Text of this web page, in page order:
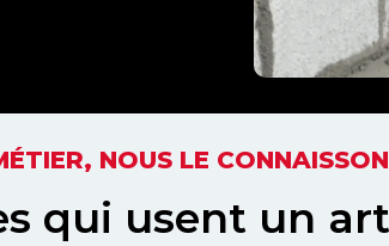
NOUS LE
qui usent un